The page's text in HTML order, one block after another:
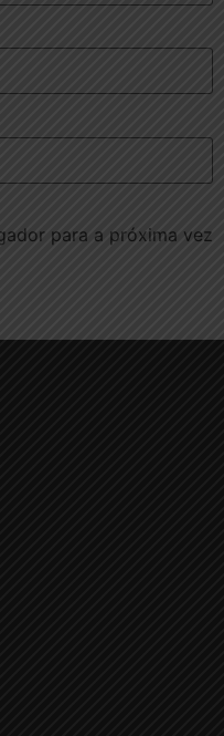
para a próxima vez